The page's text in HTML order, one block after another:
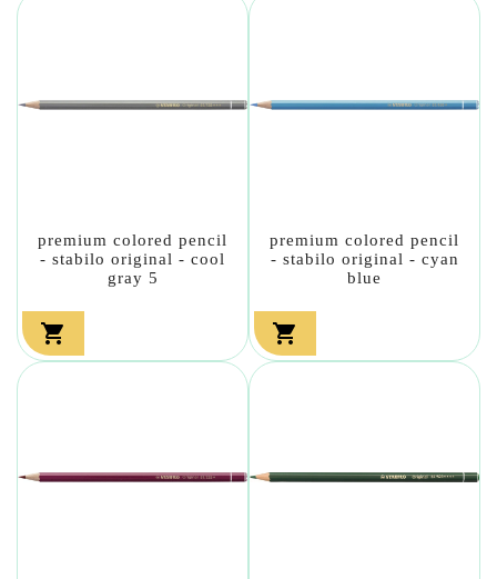
premium colored pencil
- stabilo original - cool
gray 5

premium colored pencil
- stabilo original - cyan
blue
